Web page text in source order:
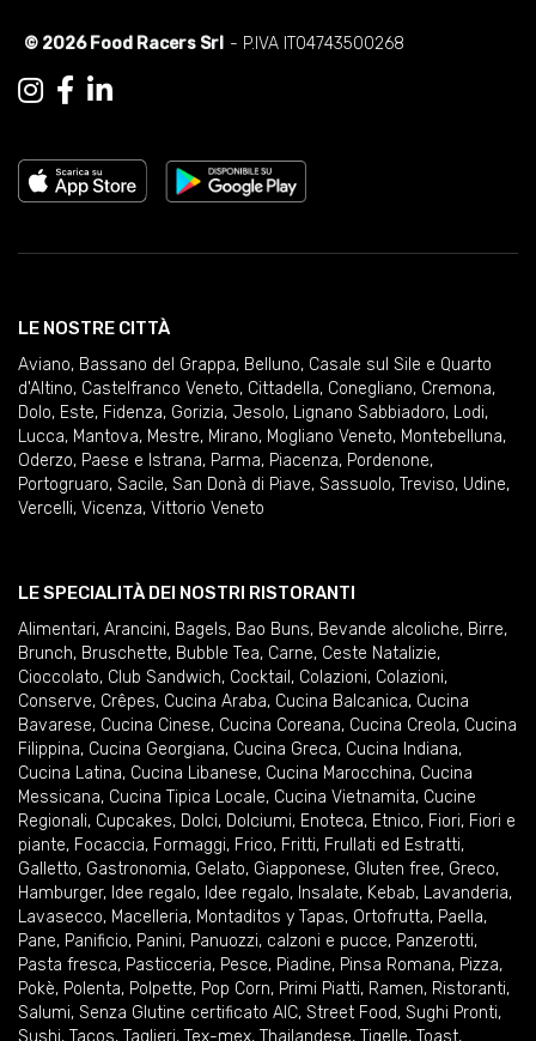
© 2026 Food Racers Srl - P.IVA IT04743500268
LE NOSTRE CITTÀ
Aviano, Bassano del Grappa, Belluno, Casale sul Sile e Quarto
d'Altino, Castelfranco Veneto, Cittadella, Conegliano, Cremona,
Dolo, Este, Fidenza, Gorizia, Jesolo, Lignano Sabbiadoro, Lodi,
Lucca, Mantova, Mestre, Mirano, Mogliano Veneto, Montebelluna,
Oderzo, Paese e Istrana, Parma, Piacenza, Pordenone,
Portogruaro, Sacile, San Donà di Piave, Sassuolo, Treviso, Udine,
Vercelli, Vicenza, Vittorio Veneto
LE SPECIALITÀ DEI NOSTRI RISTORANTI
Alimentari, Arancini, Bagels, Bao Buns, Bevande alcoliche, Birre,
Brunch, Bruschette, Bubble Tea, Carne, Ceste Natalizie,
Cioccolato, Club Sandwich, Cocktail , Colazioni, Colazioni,
Conserve, Crêpes, Cucina Araba, Cucina Balcanica, Cucina
Bavarese, Cucina Cinese, Cucina Coreana, Cucina Creola, Cucina
Filippina, Cucina Georgiana, Cucina Greca, Cucina Indiana,
Cucina Latina, Cucina Libanese, Cucina Marocchina, Cucina
Messicana, Cucina Tipica Locale, Cucina Vietnamita, Cucine
Regionali, Cupcakes, Dolci, Dolciumi, Enoteca, Etnico, Fiori, Fiori e
piante, Focaccia, Formaggi, Frico, Fritti, Frullati ed Estratti,
Galletto, Gastronomia, Gelato, Giapponese, Gluten free, Greco,
Hamburger, Idee regalo, Idee regalo, Insalate, Kebab, Lavanderia,
Lavasecco, Macelleria, Montaditos y Tapas, Ortofrutta, Paella,
Pane, Panificio, Panini, Panuozzi, calzoni e pucce, Panzerotti,
Pasta fresca, Pasticceria, Pesce, Piadine, Pinsa Romana, Pizza,
Pokè, Polenta, Polpette, Pop Corn, Primi Piatti, Ramen, Ristoranti,
Salumi, Senza Glutine certificato AIC, Street Food, Sughi Pronti,
Sushi, Tacos, Taglieri, Tex-mex, Thailandese, Tigelle, Toast,